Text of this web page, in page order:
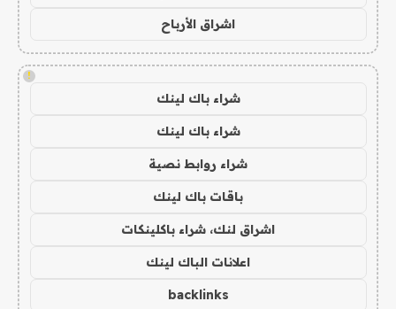
اشراق الأرباح
!
شراء باك لينك
شراء باك لينك
شراء روابط نصية
باقات باك لينك
اشراق لنك، شراء باكلينكات
اعلانات الباك لينك
backlinks